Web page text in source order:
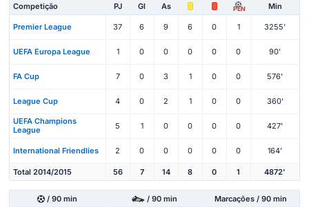
Competição PJ Gl As PEN Min
Premier League 37 6 9 6 0 1 3255'
UEFA Europa League 1 0 0 0 0 0 90'
FA Cup 7 0 3 1 0 0 576'
League Cup 4 0 2 1 0 0 360'
UEFA Champions
League
5 1 0 0 0 0 427'
International Friendlies 2 0 0 0 0 0 164'
Total 2014/2015 56 7 14 8 0 1 4872'
/ 90 min / 90 min Marcações / 90 min